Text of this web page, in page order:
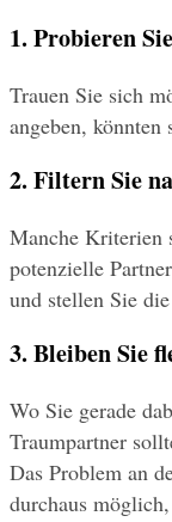
1. Probieren
Trauen Sie sich
angeben,
2. Filtern Sie
Manche Kriterien
potenzielle
und stellen Sie
3. Bleiben Sie
Wo Sie gerade
Traumpartner
Das Problem an
durchaus